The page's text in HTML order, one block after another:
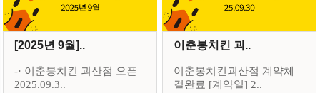
[2025년 9월]..
-· 이춘봉치킨 괴산점 오픈
2025.09.3..
이춘봉치킨 괴..
이춘봉치킨괴산점 계약체
결완료 [계약일] 2..